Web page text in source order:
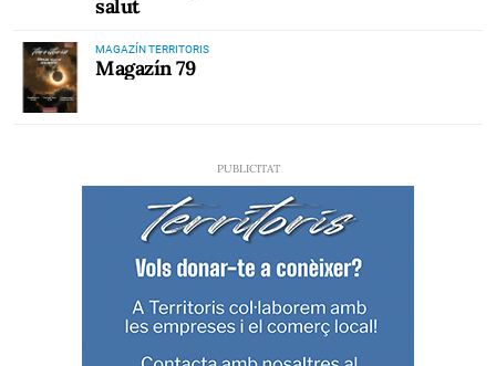
salut
MAGAZÍN TERRITORIS
Magazín 79